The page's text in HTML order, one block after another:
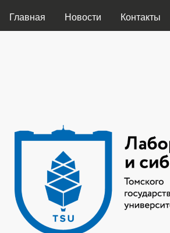
ГЛАВНОЕ МЕНЮ
Главная Новости Контакты